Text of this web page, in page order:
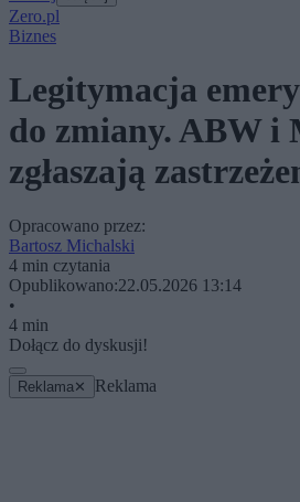
Zero.pl
Biznes
Legitymacja
do zmiany. ABW i
zgłaszają
Opracowano przez:
Bartosz Michalski
4 min czytania
Opublikowano:22.05.2026 13:14
•
4 min
Dołącz do dyskusji!
Reklama ✕ Reklama